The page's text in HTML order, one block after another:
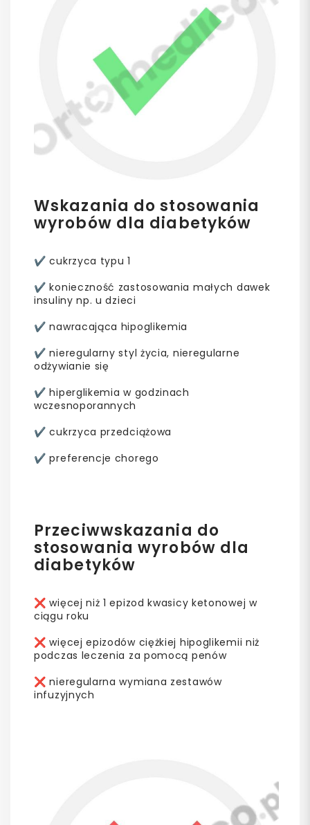
Wskazania do stosowania
wyrobów dla diabetyków
✔️ cukrzyca typu 1
✔️ konieczność zastosowania małych dawek
insuliny np. u dzieci
✔️ nawracająca hipoglikemia
✔️ nieregularny styl życia, nieregularne
odżywianie się
✔️ hiperglikemia w godzinach
wczesnoporannych
✔️ cukrzyca przedciążowa
✔️ preferencje chorego
Przeciwwskazania do
stosowania wyrobów dla
diabetyków
❌ więcej niż 1 epizod kwasicy ketonowej w
ciągu roku
❌ więcej epizodów ciężkiej hipoglikemii niż
podczas leczenia za pomocą penów
❌ nieregularna wymiana zestawów
infuzyjnych